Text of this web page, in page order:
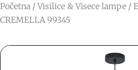
Početna /Visilice & Visece lampe /
CREMELLA 99345